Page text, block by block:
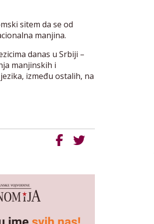
sitem da se od
manjina.
danas u Srbiji –
manjinskih i
između ostalih, na